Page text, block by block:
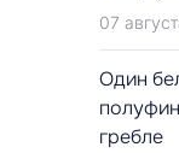
07
Один
гребле